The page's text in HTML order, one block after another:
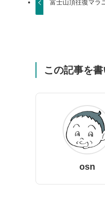
富士山頂往復マラ
この記事を書
osn